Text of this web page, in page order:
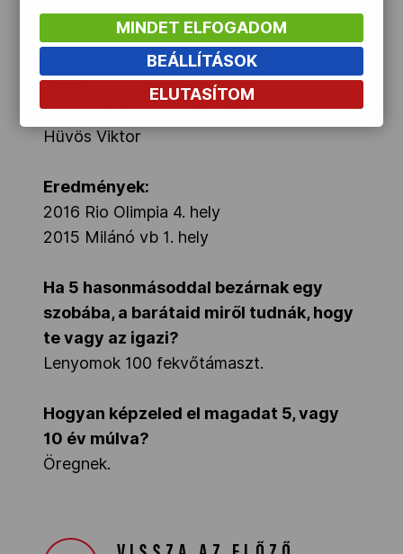
Körös Kajak SE (anyaegyesület)
Edző:
Kovács Gábor (nevelőedző)
Hüvös Viktor
Eredmények:
2016 Rio Olimpia 4. hely
2015 Milánó vb 1. hely
Ha 5 hasonmásoddal bezárnak egy
szobába, a barátaid miről tudnák, hogy
te vagy az igazi?
Lenyomok 100 fekvőtámaszt.
Hogyan képzeled el magadat 5, vagy
10 év múlva?
Öregnek.
MINDET ELFOGADOM
BEÁLLÍTÁSOK
ELUTASÍTOM